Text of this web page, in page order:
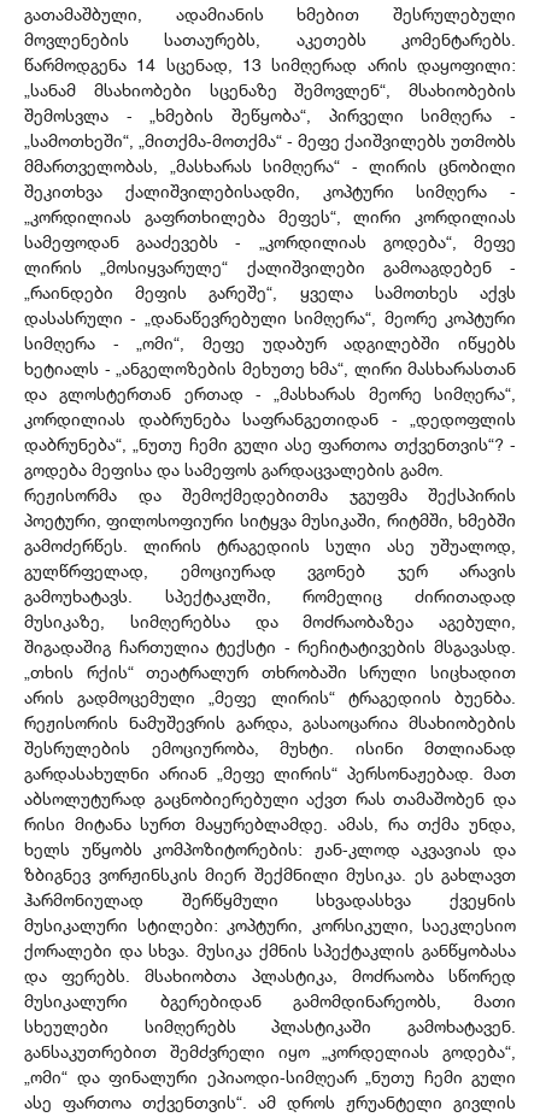
გათამაშბული, ადამიანის ხმებით შესრულებული
მოვლენების სათაურებს, აკეთებს კომენტარებს.
წარმოდგენა 14 სცენად, 13 სიმღერად არის დაყოფილი:
„სანამ მსახიობები სცენაზე შემოვლენ“, მსახიობების
შემოსვლა - „ხმების შეწყობა“, პირველი სიმღერა -
„სამოთხეში“, „მითქმა-მოთქმა“ - მეფე ქაიშვილებს უთმობს
მმართველობას, „მასხარას სიმღერა“ - ლირის ცნობილი
შეკითხვა ქალიშვილებისადმი, კოპტური სიმღერა -
„კორდილიას გაფრთხილება მეფეს“, ლირი კორდილიას
სამეფოდან გააძევებს - „კორდილიას გოდება“, მეფე
ლირის „მოსიყვარულე“ ქალიშვილები გამოაგდებენ -
„რაინდები მეფის გარეშე“, ყველა სამოთხეს აქვს
დასასრული - „დანაწევრებული სიმღერა“, მეორე კოპტური
სიმღერა - „ომი“, მეფე უდაბურ ადგილებში იწყებს
ხეტიალს - „ანგელოზების მეხუთე ხმა“, ლირი მასხარასთან
და გლოსტერთან ერთად - „მასხარას მეორე სიმღერა“,
კორდილიას დაბრუნება საფრანგეთიდან - „დედოფლის
დაბრუნება“, „ნუთუ ჩემი გული ასე ფართოა თქვენთვის“? -
გოდება მეფისა და სამეფოს გარდაცვალების გამო.
რეჟისორმა და შემოქმედებითმა ჯგუფმა შექსპირის
პოეტური, ფილოსოფიური სიტყვა მუსიკაში, რიტმში, ხმებში
გამოძერწეს. ლირის ტრაგედიის სული ასე უშუალოდ,
გულწრფელად, ემოციურად ვგონებ ჯერ არავის
გამოუხატავს. სპექტაკლში, რომელიც ძირითადად
მუსიკაზე, სიმღერებსა და მოძრაობაზეა აგებული,
შიგადაშიგ ჩართულია ტექსტი - რეჩიტატივების მსგავასდ.
„თხის რქის“ თეატრალურ თხრობაში სრული სიცხადით
არის გადმოცემული „მეფე ლირის“ ტრაგედიის ბუენბა.
რეჟისორის ნამუშევრის გარდა, გასაოცარია მსახიობების
შესრულების ემოციურობა, მუხტი. ისინი მთლიანად
გარდასახულნი არიან „მეფე ლირის“ პერსონაჟებად. მათ
აბსოლუტურად გაცნობიერებული აქვთ რას თამაშობენ და
რისი მიტანა სურთ მაყურებლამდე. ამას, რა თქმა უნდა,
ხელს უწყობს კომპოზიტორების: ჟან-კლოდ აკვავიას და
ზბიგნევ ვორჟინსკის მიერ შექმნილი მუსიკა. ეს გახლავთ
ჰარმონიულად შერწყმული სხვადასხვა ქვეყნის
მუსიკალური სტილები: კოპტური, კორსიკული, საეკლესიო
ქორალები და სხვა. მუსიკა ქმნის სპექტაკლის განწყობასა
და ფერებს. მსახიობთა პლასტიკა, მოძრაობა სწორედ
მუსიკალური ბგერებიდან გამომდინარეობს, მათი
სხეულები სიმღერებს პლასტიკაში გამოხატავენ.
განსაკუთრებით შემძვრელი იყო „კორდელიას გოდება“,
„ომი“ და ფინალური ეპიაოდი-სიმღეარ „ნუთუ ჩემი გული
ასე ფართოა თქვენთვის“. ამ დროს ჟრუანტელი გივლის